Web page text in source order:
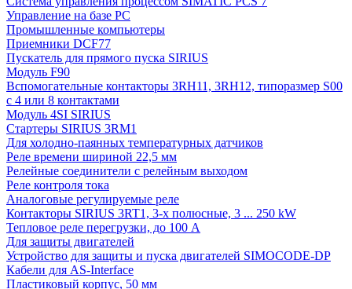
Управление на базе РС
Промышленные компьютеры
Приемники DCF77
Пускатель для прямого пуска SIRIUS
Модуль F90
Вспомогательные контакторы 3RH11, 3RH12, типоразмер S00
с 4 или 8 контактами
Модуль 4SI SIRIUS
Стартеры SIRIUS 3RM1
Для холодно-паянных температурных датчиков
Реле времени шириной 22,5 мм
Релейные соединители с релейным выходом
Реле контроля тока
Аналоговые регулируемые реле
Контакторы SIRIUS 3RT1, 3-х полюсные, 3 ... 250 kW
Тепловое реле перегрузки, до 100 A
Для защиты двигателей
Устройство для защиты и пуска двигателей SIMOCODE-DP
Кабели для AS-Interface
Пластиковый корпус, 50 мм